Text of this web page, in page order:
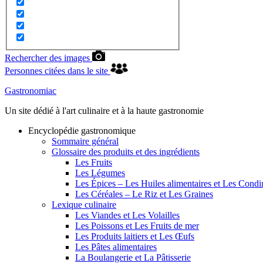
Rechercher des images
Personnes citées dans le site
Gastronomiac
Un site dédié à l'art culinaire et à la haute gastronomie
Encyclopédie gastronomique
Sommaire général
Glossaire des produits et des ingrédients
Les Fruits
Les Légumes
Les Épices – Les Huiles alimentaires et Les
Les Céréales – Le Riz et Les Graines
Lexique culinaire
Les Viandes et Les Volailles
Les Poissons et Les Fruits de mer
Les Produits laitiers et Les Œufs
Les Pâtes alimentaires
La Boulangerie et La Pâtisserie